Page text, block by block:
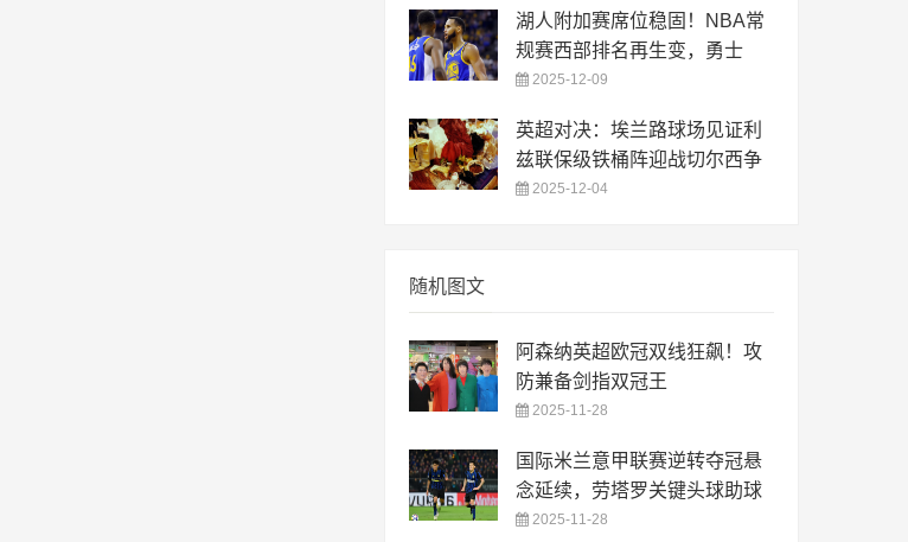
湖人附加赛席位稳固！NBA常
规赛西部排名再生变，勇士
2025-12-09
英超对决：埃兰路球场见证利
兹联保级铁桶阵迎战切尔西争
2025-12-04
随机图文
阿森纳英超欧冠双线狂飙！攻
防兼备剑指双冠王
2025-11-28
国际米兰意甲联赛逆转夺冠悬
念延续，劳塔罗关键头球助球
2025-11-28